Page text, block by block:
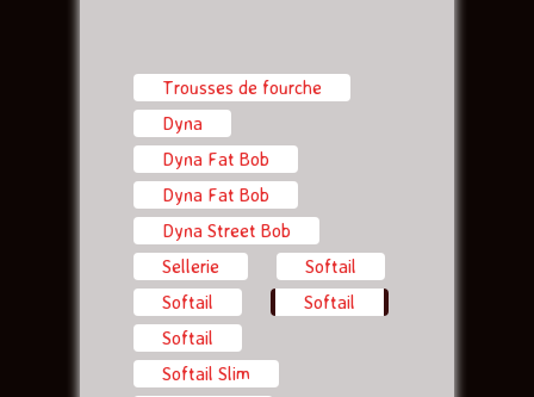
Trousses de fourche
Dyna
Dyna Fat Bob
Dyna Fat Bob
Dyna Street Bob
Sellerie
Softail
Softail
Softail
Softail
Softail Slim